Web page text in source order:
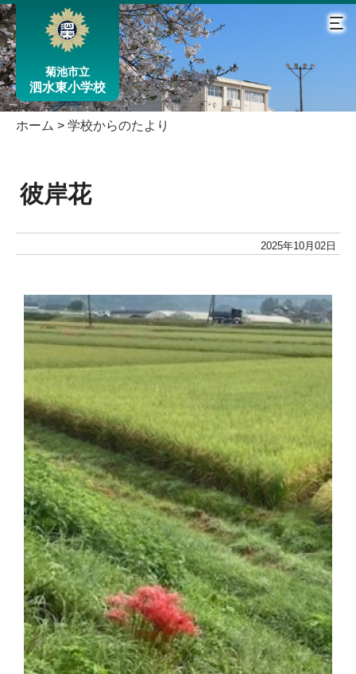
菊池市立
泗水東小学校
ホーム > 学校からのたより
彼岸花
2025年10月02日